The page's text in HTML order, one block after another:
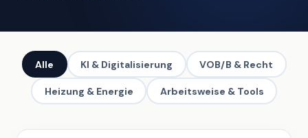
Alle KI & Digitalisierung VOB/B & Recht
Heizung & Energie Arbeitsweise & Tools